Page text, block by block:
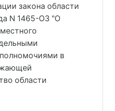
закона области
N 1465-ОЗ "О
в
области